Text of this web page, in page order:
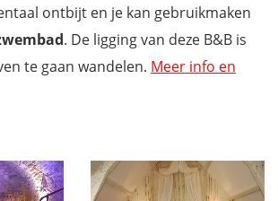
ontbijt en je kan gebruikmaken
. De ligging van deze B&B is
te gaan wandelen. Meer info en